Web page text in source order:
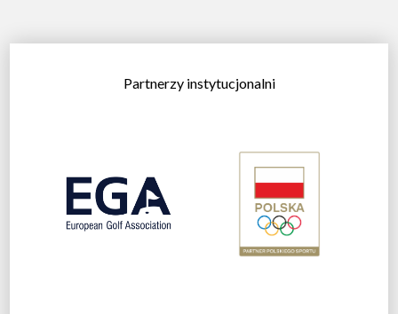
Partnerzy instytucjonalni